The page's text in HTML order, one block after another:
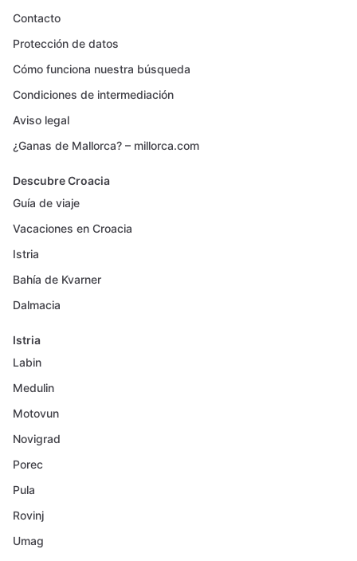
Contacto
Protección de datos
Cómo funciona nuestra búsqueda
Condiciones de intermediación
Aviso legal
¿Ganas de Mallorca? – millorca.com
Descubre Croacia
Guía de viaje
Vacaciones en Croacia
Istria
Bahía de Kvarner
Dalmacia
Istria
Labin
Medulin
Motovun
Novigrad
Porec
Pula
Rovinj
Umag